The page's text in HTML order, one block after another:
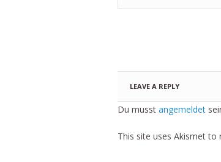
LEAVE A REPLY
Du musst angemeldet
This site uses Akismet to